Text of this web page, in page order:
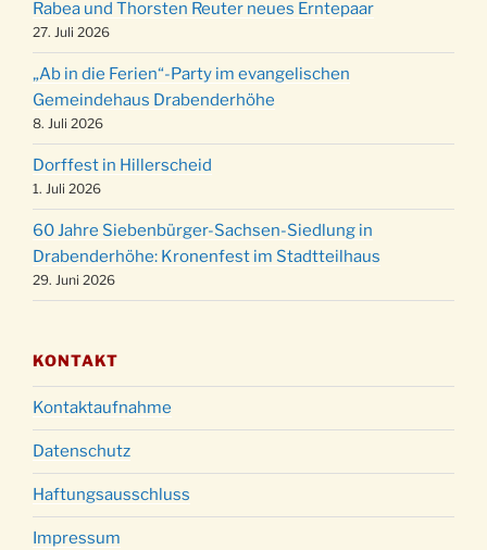
20.12.
Weihnachts-Konzert des Honterus Chors in
der Kirche um 17:00 Uhr
24.12.
Familiengottesdienst mit Krippenspiel im Ev.
Gemeindehaus um 15:00 Uhr
24.12. Familiengottesdienst in der FeG um 16 Uhr
24.12.
Weihnachtsgottesdienst in der Kirche um
15:00 Uhr
24.12.
Weihnachtsgottesdienst in der Kirche um
18:00 Uhr
24.12.
Christmette mit der ev. Jugend in der Kirche
um 23:00 Uhr
18:00 Uhr
Rabea und Thorsten Reuter neues Erntepaar
27. Juli 2026
„Ab in die Ferien“-Party im evangelischen
Gemeindehaus Drabenderhöhe
8. Juli 2026
Dorffest in Hillerscheid
1. Juli 2026
60 Jahre Siebenbürger-Sachsen-Siedlung in
Drabenderhöhe: Kronenfest im Stadtteilhaus
29. Juni 2026
KONTAKT
Kontaktaufnahme
Datenschutz
Haftungsausschluss
Impressum